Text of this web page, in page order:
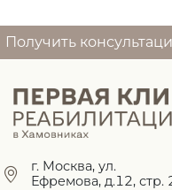
Получить
г. Москва, ул.
Ефремова, д.12, стр.